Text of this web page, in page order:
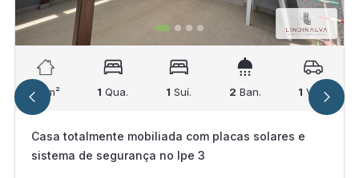
70 m² 1 Qua. 1 Suí. 2 Ban. 1 Vag.
Casa totalmente mobiliada com placas solares e
sistema de segurança no Ipe 3